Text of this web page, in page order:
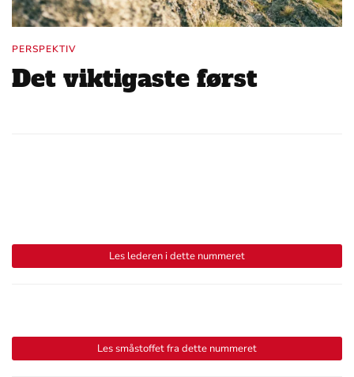
PERSPEKTIV
Det viktigaste først
Les lederen i dette nummeret
Les småstoffet fra dette nummeret